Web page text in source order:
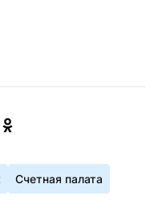
Счетная палата